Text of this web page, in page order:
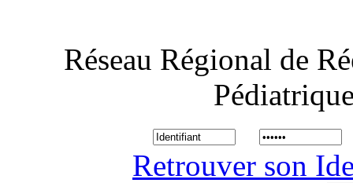
Réseau Régional de
Retrouver son